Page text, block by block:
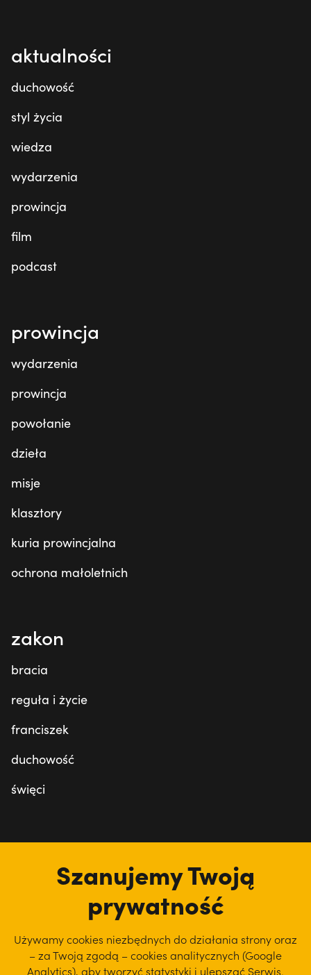
aktualności
duchowość
styl życia
wiedza
wydarzenia
prowincja
film
podcast
prowincja
wydarzenia
prowincja
powołanie
dzieła
misje
klasztory
kuria prowincjalna
ochrona małoletnich
zakon
bracia
reguła i życie
franciszek
duchowość
święci
Szanujemy Twoją
prywatność
Używamy cookies niezbędnych do działania strony oraz
– za Twoją zgodą – cookies analitycznych (Google
Analytics), abytworzyć statystyki i ulepszać Serwis.